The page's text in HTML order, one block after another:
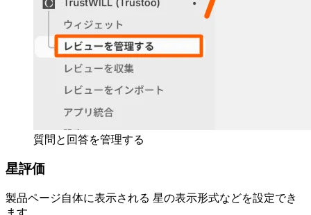
質問と回答を管理する
星評価
製品ページ自体に表示される 星の表示形式などを設定でき
ます